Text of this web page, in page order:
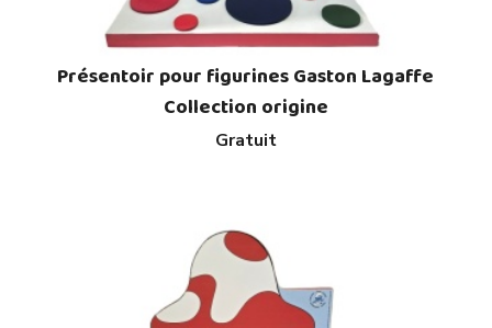
Gratuit
Présentoir pour figurines Gaston Lagaffe
Collection origine